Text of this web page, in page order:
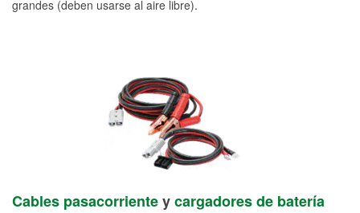
grandes (deben usarse al aire libre).
Cables pasacorrienteycargadores de batería